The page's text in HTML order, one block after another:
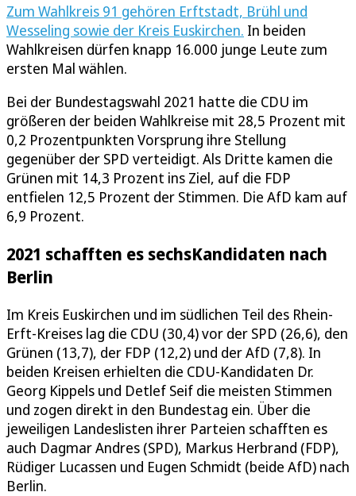
Zum Wahlkreis 91 gehören Erftstadt, Brühl und
Wesseling sowie der Kreis Euskirchen. In beiden
Wahlkreisen dürfen knapp 16.000 junge Leute zum
ersten Mal wählen.
Bei der Bundestagswahl 2021 hatte die CDU im
größeren der beiden Wahlkreise mit 28,5 Prozent mit
0,2 Prozentpunkten Vorsprung ihre Stellung
gegenüber der SPD verteidigt. Als Dritte kamen die
Grünen mit 14,3 Prozent ins Ziel, auf die FDP
entfielen 12,5 Prozent der Stimmen. Die AfD kam auf
6,9 Prozent.
2021 schafften es sechsKandidaten nach
Berlin
Im Kreis Euskirchen und im südlichen Teil des Rhein-
Erft-Kreises lag die CDU (30,4) vor der SPD (26,6), den
Grünen (13,7), der FDP (12,2) und der AfD (7,8). In
beiden Kreisen erhielten die CDU-Kandidaten Dr.
Georg Kippels und Detlef Seif die meisten Stimmen
und zogen direkt in den Bundestag ein. Über die
jeweiligen Landeslisten ihrer Parteien schafften es
auch Dagmar Andres (SPD), Markus Herbrand (FDP),
Rüdiger Lucassen und Eugen Schmidt (beide AfD) nach
Berlin.